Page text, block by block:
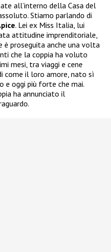
all’interno della Casa del
Stiamo parlando di
. Lei ex Miss Italia, lui
attitudine imprenditoriale,
proseguita anche una volta
che la coppia ha voluto
mesi, tra viaggi e cene
come il loro amore, nato sì
e oggi più forte che mai.
ha annunciato il